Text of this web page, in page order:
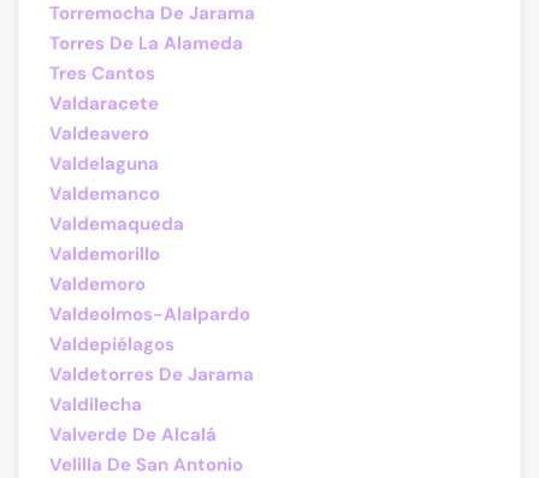
Torremocha De Jarama
Torres De La Alameda
Tres Cantos
Valdaracete
Valdeavero
Valdelaguna
Valdemanco
Valdemaqueda
Valdemorillo
Valdemoro
Valdeolmos-Alalpardo
Valdepiélagos
Valdetorres De Jarama
Valdilecha
Valverde De Alcalá
Velilla De San Antonio